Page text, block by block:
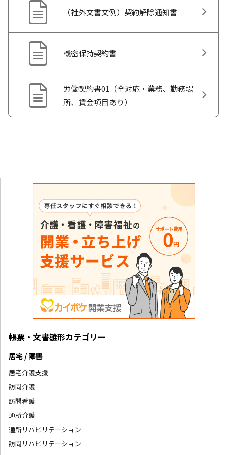
（社外文書文例）契約解除通知書
機密保持契約書
労働契約書01（全対応・業務、勤務場
所、賃金項目あり）
帳票・文書雛形カテゴリー
居宅 / 障害
居宅介護支援
訪問介護
訪問看護
通所介護
通所リハビリテーション
訪問リハビリテーション